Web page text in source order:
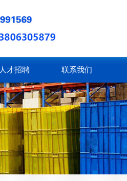
人才招聘 联系我们